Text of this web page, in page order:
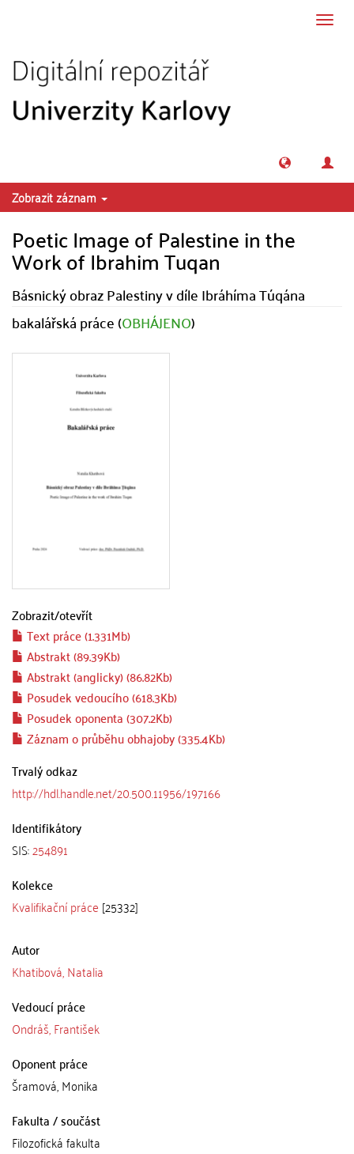
Zobrazit záznam
Poetic Image of Palestine in the
Work of Ibrahim Tuqan
Básnický obraz Palestiny v díle Ibráhíma Túqána
bakalářská práce (OBHÁJENO)
Zobrazit/otevřít
Text práce (1.331Mb)
Abstrakt (89.39Kb)
Abstrakt (anglicky) (86.82Kb)
Posudek vedoucího (618.3Kb)
Posudek oponenta (307.2Kb)
Záznam o průběhu obhajoby (335.4Kb)
Trvalý odkaz
http://hdl.handle.net/20.500.11956/197166
Identifikátory
SIS:254891
Kolekce
Kvalifikační práce [25332]
Autor
Khatibová, Natalia
Vedoucí práce
Ondráš, František
Oponent práce
Šramová, Monika
Fakulta / součást
Filozofická fakulta